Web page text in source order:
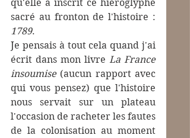
qu'elle a inscrit ce hiéroglyphe
1789.
Je pensais à tout cela quand j'ai
écrit dans mon livre La France
insoumise (aucun rapport avec
qui vous pensez) que l'histoire
nous servait sur un plateau
l'occasion de racheter les fautes
de la colonisation au moment